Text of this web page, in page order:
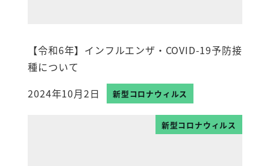
【令和6年】インフルエンザ・COVID-19予防接
種について
投稿日
2024年10月2日 新型コロナウィルス
新型コロナウィルス